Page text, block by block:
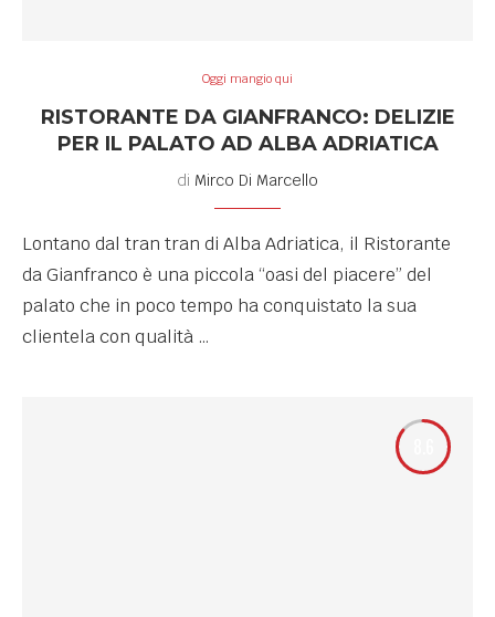
Oggi mangio qui
RISTORANTE DA GIANFRANCO: DELIZIE
PER IL PALATO AD ALBA ADRIATICA
di Mirco Di Marcello
Lontano dal tran tran di Alba Adriatica, il Ristorante
da Gianfranco è una piccola “oasi del piacere” del
palato che in poco tempo ha conquistato la sua
clientela con qualità …